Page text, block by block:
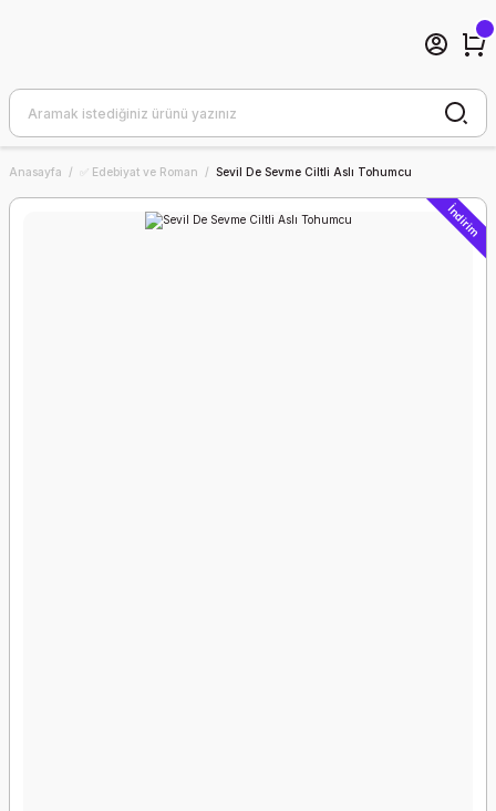
Anasayfa ✅ Edebiyat ve Roman Sevil De Sevme Ciltli Aslı Tohumcu
İndirim